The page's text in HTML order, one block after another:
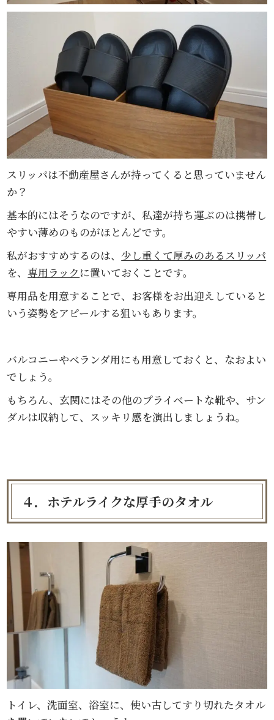
スリッパは不動産屋さんが持ってくると思っていません
か？
基本的にはそうなのですが、私達が持ち運ぶのは携帯し
やすい薄めのものがほとんどです。
私がおすすめするのは、 少し重くて厚みのあるスリッパ
を、 専用ラック に置いておくことです。
専用品を用意することで、お客様をお出迎えしていると
いう姿勢をアピールする狙いもあります。
バルコニーやベランダ用にも用意しておくと、なおよい
でしょう。
もちろん、玄関にはその他のプライベートな靴や、サン
ダルは収納して、スッキリ感を演出しましょうね。
４．ホテルライクな厚手のタオル
トイレ、洗面室、浴室に、使い古してすり切れたタオル